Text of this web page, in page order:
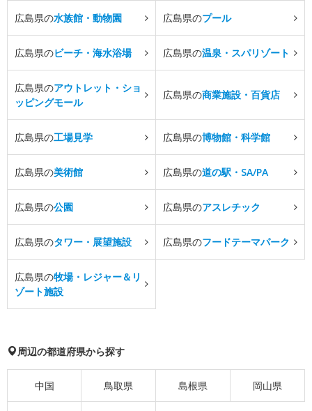
広島県の水族館・動物園 広島県のプール
広島県のビーチ・海水浴場 広島県の温泉・スパリゾート
広島県のアウトレット・ショ
ッピングモール
広島県の商業施設・百貨店
広島県の工場見学 広島県の博物館・科学館
広島県の美術館 広島県の道の駅・SA/PA
広島県の公園 広島県のアスレチック
広島県のタワー・展望施設 広島県のフードテーマパーク
広島県の牧場・レジャー＆リ
ゾート施設
周辺の都道府県から探す
中国 鳥取県 島根県 岡山県